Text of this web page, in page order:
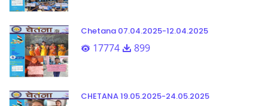
Chetana 07.04.2025-12.04.2025
17774 899
CHETANA 19.05.2025-24.05.2025